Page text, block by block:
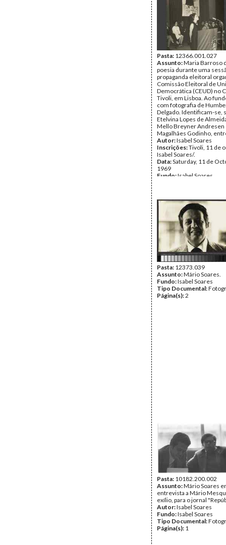
Pasta: 12366.001.027
Assunto:Maria Barroso
poesia durante uma
propaganda eleitoral
Comissão Eleitoral de
Democrática (CEUD) no
Tivoli, em Lisboa. Ao
com fotografia de
Delgado. Identificam-se,
Etelvina Lopes de
Mello Breyner Andresen
Magalhães Godinho,
Autor:Isabel Soares
Inscrições:Tivoli, 11 de
Isabel Soares/.
Data:Saturday, 11 de
1969
Fundo:Isabel Soares
Pasta: 12373.039
Assunto:Mário Soares.
Fundo:Isabel Soares
Tipo Documental:
Página(s):2
Pasta: 10182.200.002
Assunto:Mário Soares
entrevista a Mário
exílio, para o jornal
Autor:Isabel Soares
Fundo:Isabel Soares
Tipo Documental:
Página(s): 1